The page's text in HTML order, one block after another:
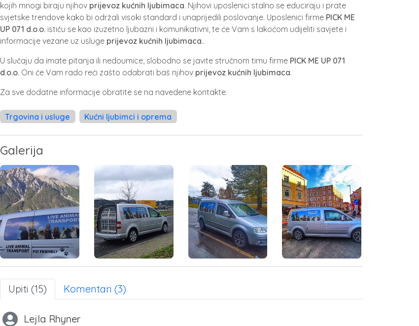
kojih mnogi biraju njihov prijevoz kućnih ljubimaca. Njihovi uposlenici stalno se educiraju i prate
svjetske trendove kako bi održali visoki standard i unaprijedili poslovanje. Uposlenici firme PICK ME
UP 071 d.o.o. ističu se kao izuzetno ljubazni i komunikativni, te će Vam s lakoćom udijeliti savjete i
informacije vezane uz usluge prijevoz kućnih ljubimaca..
U slučaju da imate pitanja ili nedoumice, slobodno se javite stručnom timu firme PICK ME UP 071
d.o.o. Oni će Vam rado reći zašto odabrati baš njihov prijevoz kućnih ljubimaca.
Za sve dodatne informacije obratite se na navedene kontakte.
Trgovina i usluge Kućni ljubimci i oprema
Galerija
Upiti (15) Komentari (3)
Lejla Rhyner